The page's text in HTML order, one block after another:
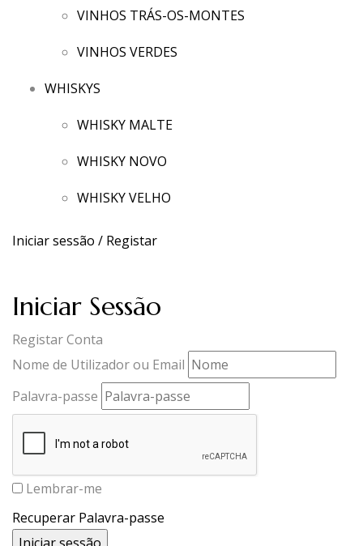
VINHOS TRÁS-OS-MONTES
VINHOS VERDES
WHISKYS
WHISKY MALTE
WHISKY NOVO
WHISKY VELHO
Iniciar sessão / Registar
Iniciar Sessão
Registar Conta
Nome de Utilizador ou Email
Palavra-passe
Lembrar-me
Recuperar Palavra-passe